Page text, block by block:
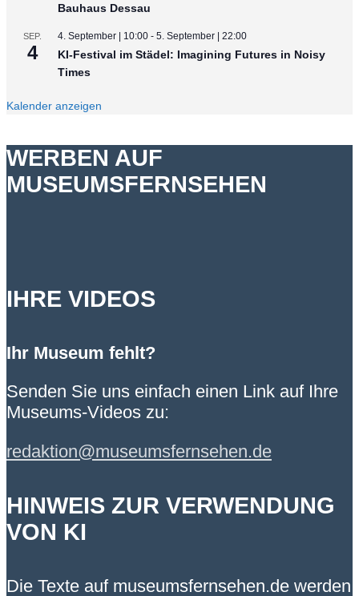
Bauhaus Dessau
SEP.
4
4. September | 10:00 - 5. September | 22:00
KI-Festival im Städel: Imagining Futures in Noisy
Times
Kalender anzeigen
WERBEN AUF
MUSEUMSFERNSEHEN
IHRE VIDEOS
Ihr Museum fehlt?
Senden Sie uns einfach einen Link auf Ihre
Museums-Videos zu:
redaktion@museumsfernsehen.de
HINWEIS ZUR VERWENDUNG
VON KI
Die Texte auf museumsfernsehen.de werden